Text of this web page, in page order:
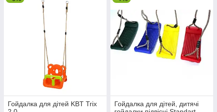
Гойдалка для дітей KBT Trix
Гойдалка для дітей, дитячі